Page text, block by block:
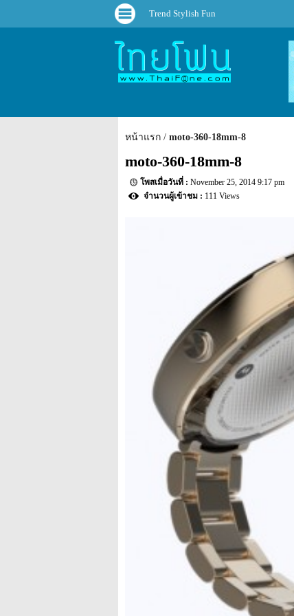
Trend Stylish Fun
หน้าแรก moto-360-18mm-8
moto-360-18mm-8
November 25, 2014 9:17 pm
111 Views